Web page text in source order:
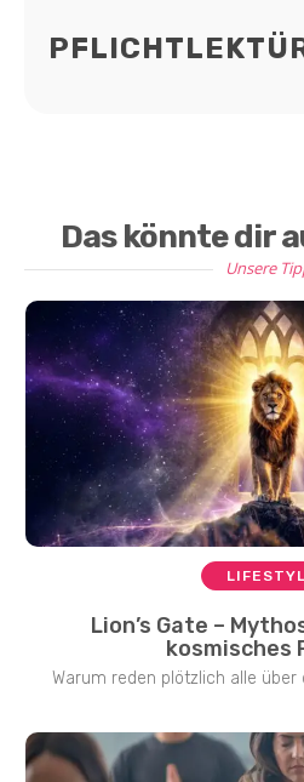
Das könnte dir
Unsere
Lion’s Gate –
kosmisches
Warum reden plötzlich alle über